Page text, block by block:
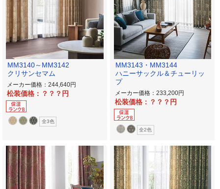
MM3140～MM3142
クリサンセマム
メーカー価格：244,640
松装価格：？？？
全3色
MM3143・MM3144
ハニーサックル＆チューリッ
プ
メーカー価格：233,200
松装価格：？？？
全2色